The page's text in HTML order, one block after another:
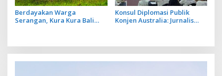
Berdayakan Warga
Serangan, Kura Kura Bali
Konsul Diplomasi Publik
Konjen Australia: Jurnalis